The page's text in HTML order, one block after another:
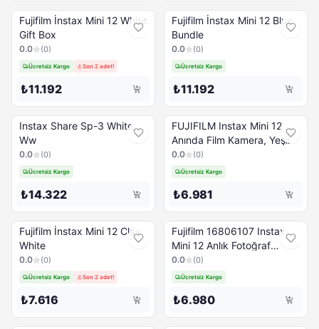
Fujifilm İnstax Mini 12 White
Gift Box
0.0 (0)
Ücretsiz Kargo Son 2 adet!
₺11.192
Fujifilm İnstax Mini 12 Blue
Bundle
0.0 (0)
Ücretsiz Kargo
₺11.192
Instax Share Sp-3 White
Ww
0.0 (0)
Ücretsiz Kargo
₺14.322
FUJIFILM Instax Mini 12
Anında Film Kamera, Yeşil
0.0 (0)
Ücretsiz Kargo
₺6.981
Fujifilm İnstax Mini 12 Clay
White
0.0 (0)
Ücretsiz Kargo Son 2 adet!
₺7.616
Fujifilm 16806107 Instax
Mini 12 Anlık Fotoğraf
Makinesi Pembe
0.0 (0)
Ücretsiz Kargo
₺6.980